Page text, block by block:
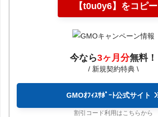
【t0u0y6】をコピー
今なら3ヶ月分無料！
/ 新規契約特典 \
GMOｵﾌｨｽｻﾎﾟｰﾄ公式サイト
割引コード利用はこちらから